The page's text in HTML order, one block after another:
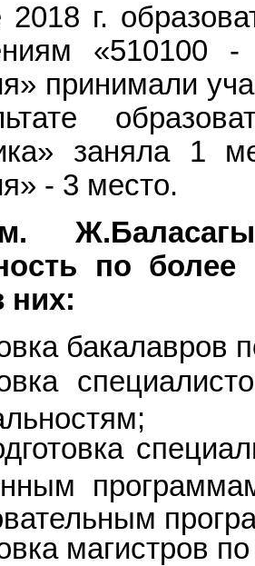
г.
«510100
принимали
заняла 1
- 3 место.
по
них:
бакалавров
магистров